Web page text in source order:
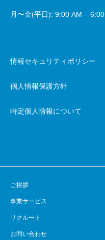
月〜金(平日): 9:00 AM –
情報セキュリティポリシー
個人情報保護方針
特定個人情報について
ご挨拶
事業サービス
リクルート
お問い合わせ